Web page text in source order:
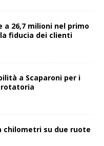
a 26,7 milioni nel primo
fiducia dei clienti
a Scaparoni per i
rotatoria
chilometri su due ruote